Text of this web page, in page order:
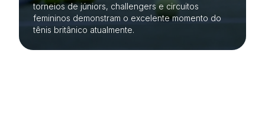
torneios de júniors, challengers e circuitos
femininos demonstram o excelente momento do
tênis britânico atualmente.